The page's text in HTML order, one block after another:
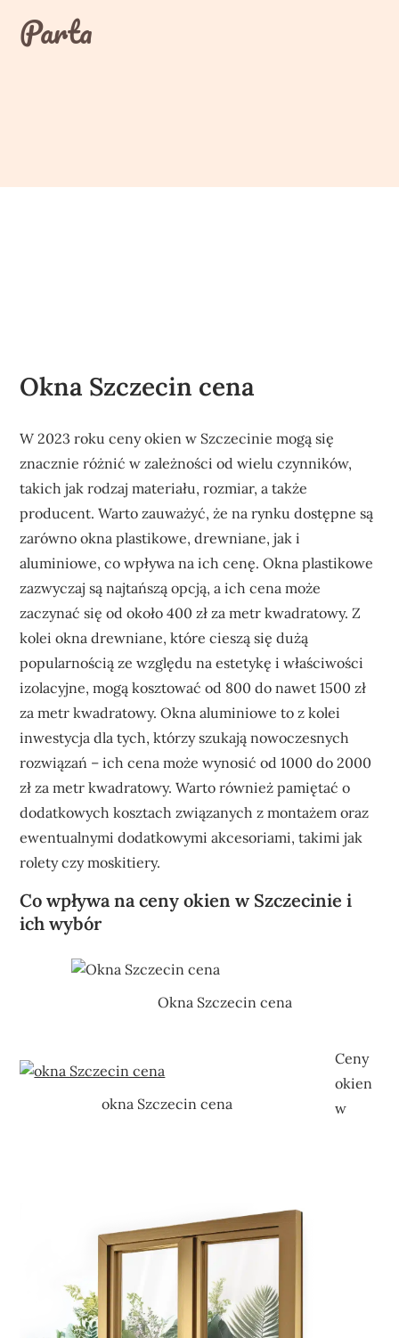
contentParta
Okna Szczecin cena
W 2023 roku ceny okien w Szczecinie mogą się
znacznie różnić w zależności od wielu czynników,
takich jak rodzaj materiału, rozmiar, a także
producent. Warto zauważyć, że na rynku dostępne są
zarówno okna plastikowe, drewniane, jak i
aluminiowe, co wpływa na ich cenę. Okna plastikowe
zazwyczaj są najtańszą opcją, a ich cena może
zaczynać się od około 400 zł za metr kwadratowy. Z
kolei okna drewniane, które cieszą się dużą
popularnością ze względu na estetykę i właściwości
izolacyjne, mogą kosztować od 800 do nawet 1500 zł
za metr kwadratowy. Okna aluminiowe to z kolei
inwestycja dla tych, którzy szukają nowoczesnych
rozwiązań – ich cena może wynosić od 1000 do 2000
zł za metr kwadratowy. Warto również pamiętać o
dodatkowych kosztach związanych z montażem oraz
ewentualnymi dodatkowymi akcesoriami, takimi jak
rolety czy moskitiery.
Co wpływa na ceny okien w Szczecinie i
ich wybór
Okna Szczecin cena
okna Szczecin cena
Ceny
okien
w